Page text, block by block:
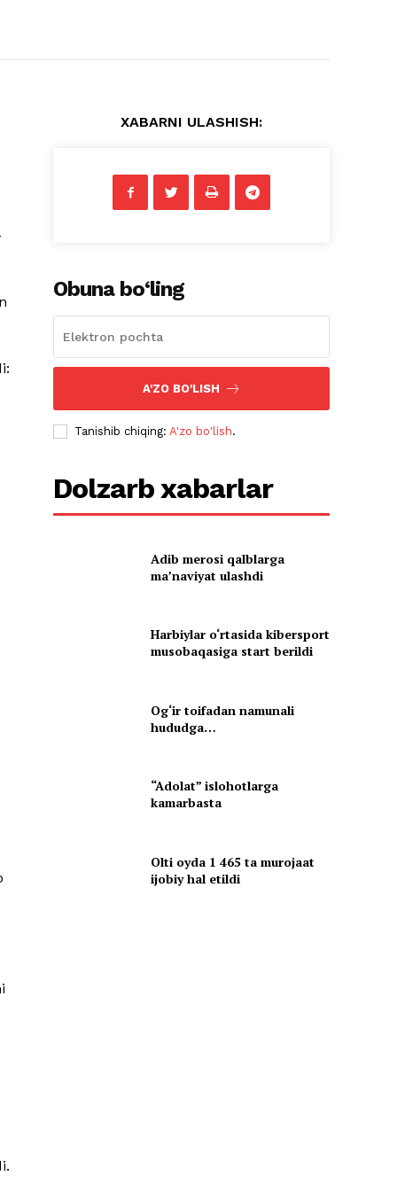
XABARNI ULASHISH:
Obuna bo‘ling
A'ZO BO'LISH
Tanishib chiqing:A'zo bo'lish.
Dolzarb xabarlar
Adib merosi qalblarga
maʼnaviyat ulashdi
Harbiylar o‘rtasida kibersport
musobaqasiga start berildi
Og‘ir toifadan namunali
hududga…
“Adolat” islohotlarga
kamarbasta
Olti oyda 1 465 ta murojaat
ijobiy hal etildi